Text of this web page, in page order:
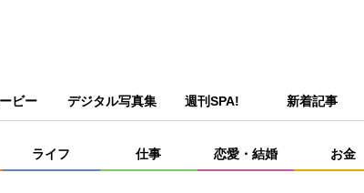
ビー デジタル写真集 週刊SPA! 新着記事
ライフ 仕事 恋愛・結婚 お金